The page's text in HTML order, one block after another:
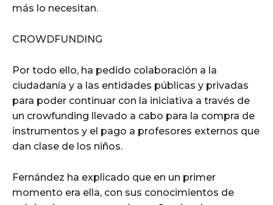
más lo necesitan.
CROWDFUNDING
Por todo ello, ha pedido colaboración a la
ciudadanía y a las entidades públicas y privadas
para poder continuar con la iniciativa a través de
un crowfunding llevado a cabo para la compra de
instrumentos y el pago a profesores externos que
dan clase de los niños.
Fernández ha explicado que en un primer
momento era ella, con sus conocimientos de